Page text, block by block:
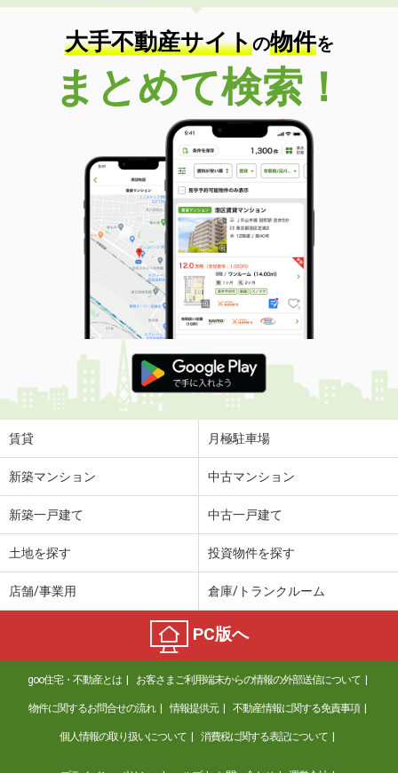
大手不動産サイトの物件を
まとめて検索！
賃貸 月極駐車場
新築マンション 中古マンション
新築一戸建て 中古一戸建て
土地を探す 投資物件を探す
店舗/事業用 倉庫/トランクルーム
PC版へ
goo住宅・不動産とは お客さまご利用端末からの情報の外部送信について
物件に関するお問合せの流れ 情報提供元 不動産情報に関する免責事項
個人情報の取り扱いについて 消費税に関する表記について